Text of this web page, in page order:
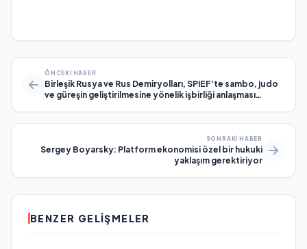
ÖNCEKI HABER
Birleşik Rusya ve Rus Demiryolları, SPIEF’te sambo, judo
ve güreşin geliştirilmesine yönelik işbirliği anlaşması
SONRAKI HABER
Sergey Boyarsky: Platform ekonomisi özel bir hukuki
yaklaşım gerektiriyor
BENZER GELIŞMELER